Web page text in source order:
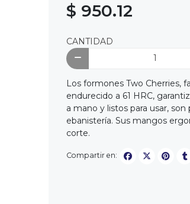
$ 950.12
CANTIDAD
Los formones Two Cherries,
endurecido a 61 HRC,
a mano y listos para usar,
ebanistería. Sus mangos
corte.
Compartir en: